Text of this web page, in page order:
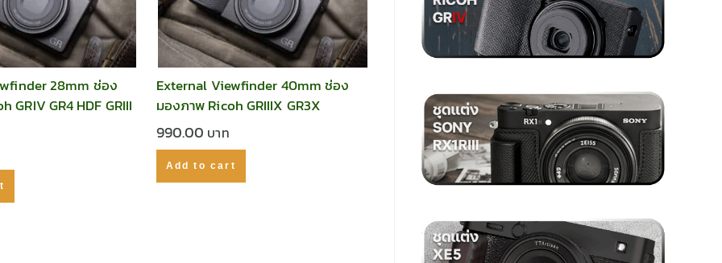
28mm ช่อง
GRIV GR4 HDF GRIII
External Viewfinder 40mm ช่อง
มองภาพ Ricoh GRIIIX GR3X
990.00
Add to cart